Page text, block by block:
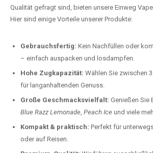
Qualität gefragt sind, bieten unsere Einweg
Hier sind einige Vorteile unserer Produkte:
Gebrauchsfertig: Kein Nachfüllen oder
– einfach auspacken und losdampfen.
Hohe Zugkapazität: Wählen Sie zwischen
für langanhaltenden Genuss.
Große Geschmacksvielfalt: Genießen Sie
Blue Razz Lemonade, Peach Ice und viele
Kompakt & praktisch: Perfekt für
oder auf Reisen.